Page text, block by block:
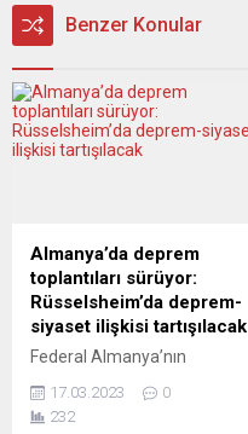
Benzer Konular
Almanya’da deprem
toplantıları sürüyor:
Rüsselsheim’da deprem-
siyaset ilişkisi tartışılacak
Federal Almanya’nın
yakınlarındaki Rüsselsheim
ilçesinde, Doğu Anadolu’yu
17.03.2023
0
232